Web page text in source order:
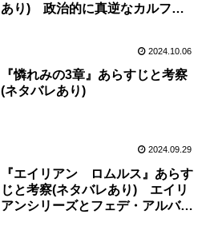
あり) 政治的に真逆なカルフォ
2024.10.06
『憐れみの3章』あらすじと考察
(ネタバレあり)
2024.09.29
『エイリアン ロムルス』あらす
じと考察(ネタバレあり) エイリ
アンシリーズとフェデ・アルバレ